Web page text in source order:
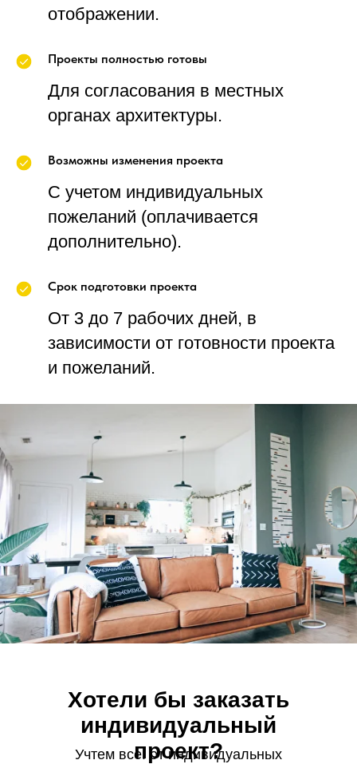
отображении.
Проекты полностью готовы
Для согласования в местных
органах архитектуры.
Возможны изменения проекта
С учетом индивидуальных
пожеланий (оплачивается
дополнительно).
Срок подготовки проекта
От 3 до 7 рабочих дней, в
зависимости от готовности проекта
и пожеланий.
Хотели бы заказать
индивидуальный
проект?
Учтем все: от индивидуальных